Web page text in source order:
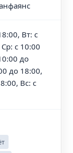
Вт: с
с 10:00
до
до 18:00,
Вс: с